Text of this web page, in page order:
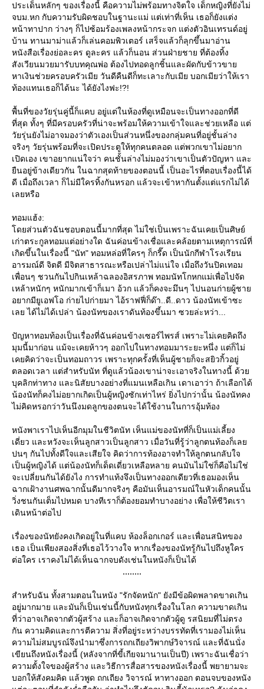
ประเด็นหลักๆ ของเรื่องนี้ คือความไม่พร้อมทางจิตใจ เด็กหญิงที่ยังไม่
จบม.หก กับความรับผิดชอบในฐานะแม่ แต่เท่าที่เห็น เธอก็ยังแต่ง
หน้าทาปาก ว่างๆ ก็ไปซ้อมร้องเพลงหน้ากระจก แต่งตัวอินเทรนด์อยู่
บ้าน ทานมาม่าแล้วก็เล่นคอมพิวเตอร์ เสร็จแล้วก็ลุกขึ้นมาอ่าน
หนังสือเรื่องย่อละคร ดูละคร แล้วก็นอน ส่วนฝ่ายชาย ที่ต้องทิ้ง
สังเวียนมวยมารับบทคุณพ่อ ต้องไปทอดลูกชิ้นและผัดกับข้าวขา
หาเงินช่วยครอบครัวเมีย วันดีคืนดีก็ทะเลาะกับเมีย บอกเมียว่าให้เรา
ท้องแทนเธอก็ได้นะ ได้ยังไงฟะ!?!
พื้นที่ของวัยรุ่นคู่นี้ก็แคบ อยู่แต่ในห้องที่ดูเหมือนจะเป็นทางออกที่ดี
ที่สุด ทั้งๆ ที่มีครอบครัวที่น่าจะพร้อมให้ความเข้าใจและช่วยเหลือ แต่
วัยรุ่นยังไม่อาจมองว่าตัวเองเป็นส่วนหนึ่งของกลุ่มคนที่อยู่ชั้นล่าง
จริงๆ วัยรุ่นพร้อมที่จะเปิดประตูให้ทุกคนตลอด แต่พวกเขาไม่อยาก
เปิดเอง เขาอยากแน่ใจว่า คนชั้นล่างไม่มองว่าเขาเป็นตัวปัญหา และ
ืนอยู่ข้างเดียวกัน ในฉากสุดท้ายของตอนนี้ เป็นอะไรที่ตอบเรื่องนี้ได้
ดี เมื่อถึงเวลา ก็ไม่มีใครทิ้งกันหรอก แล้วจะเข้าหากันตั้งแต่แรกไม่ได้
เลยหรือ
ทอมแฮ้ง:
ดยส่วนตัวฉันชอบตอนนี้มากที่สุด ไม่ใช่เป็นเพราะฉันเคยเป็นศิษย์
เก่าตระกูลทอมแต่อย่างใด ฉันค่อนข้างเชื่อและคล้อยตามเหตุการณ์ที่
เกิดขึ้นในเรื่องนี้ "นัท" ทอมหล่อที่ใครๆ ก็กรี๊ด เป็นนักกีฬาโรงเรียน
อารมณ์ดี จิตดี มีจิตสาธารณะหรือเปล่าไม่แน่ใจ เมื่อถึงวันปิดเทอม
เพื่อนๆ ชวนกันไปกินเหล้าฉลองอิสรภาพ ทอมนัทโกหกแม่เพื่อไปจัด
เหล้าหนักๆ หนักมากเข้าก็เมา อ้วก แล้วก็คงจะมึนๆ ไปนอนก่ายผู้ชา
อยากมียูเอฟโอ ก่ายไปก่ายมา ไอ้ราฟฟี่ก็ด๊า..ดี..ดาว น้องนัทเข้าซะ
เลย ได้ไม่ได้เปล่า น้องนัทของเราดันท้องขึ้นมา ซวยล่ะหว่า...
ปัญหาทอมท้องเป็นเรื่องที่ฉันค่อนข้างเซอร์ไพรส์ เพราะไม่เคยคิดถึง
มุมนี้มาก่อน แม้จะเคยห้าวๆ ออกไปในทางทอมมาระยะหนึ่ง แต่ก็ไม่
เคยคิดว่าจะเป็นทอมถาวร เพราะทุกครั้งที่เห็นผู้ชายก็จะสยิวกิ้วอยู่
ตลอดเวลา แต่สำหรับนัท ที่ดูแล้วน้องเขาน่าจะเอาจริงในทางนี้ ด้ว
บุคลิกท่าทาง และนิสัยบางอย่างที่แมนเหลือเกิน เดาเอาว่า ถ้าเลือกได้
น้องนัทก็คงไม่อยากเกิดเป็นผู้หญิงซักเท่าไหร่ ยิ่งไปกว่านั้น น้องนัทคง
ไม่คิดหรอกว่าวันนึงมดลูกของตนจะได้ใช้งานในการอุ้มท้อง
หนังพาเราไปเห็นอีกมุมในชีวิตนัท เห็นแม่ของนัทที่ก็เป็นแม่เลี้ยง
เดี่ยว และหวังจะเห็นลูกสาวเป็นลูกสาว เมื่อวันที่รู้ว่าลูกตนท้องก็เล
ปนๆ กันไปทั้งดีใจและเสียใจ คิดว่าการท้องอาจทำให้ลูกตนกลับใจ
เป็นผู้หญิงได้ แต่น้องนัทก็เด็ดเดี่ยวเหลือหลาย คนมันไม่ใช่ก็คือไม่ใช่
จะเปลี่ยนกันได้ยังไง การทำแท้งจึงเป็นทางออกเดียวที่เธอมองเห็น
ฉากเฝ้างานศพฉากนั้นดีมากจริงๆ คือมันเห็นอารมณ์ในหัวเด็กคนนั้น
วิ่งชนกันเต็มไปหมด บางทีเราก็ต้องยอมทำบางอย่าง เพื่อให้ชีวิตเรา
เดินหน้าต่อไป
เรื่องของนัทยังคงเกิดอยู่ในที่แคบ ห้องล็อกเกอร์ และเพื่อนสนิทของ
เธอ เป็นเพียงสองสิ่งที่เธอไว้วางใจ หากเรื่องของนัทรู้กันไปถึงหูใคร
ต่อใคร เราคงไม่ได้เห็นฉากจบดังเช่นในหนังก็เป็นได้
........
สำหรับฉัน ทั้งสามตอนในหนัง "รักจัดหนัก" ยังมีข้อผิดพลาดขาดเกิน
อยู่มากมาย และมันก็เป็นเช่นนี้กับหนังทุกเรื่องในโลก ความขาดเกิน
ที่ว่าอาจเกิดจากตัวผู้สร้าง และก็อาจเกิดจากตัวผู้ดู รสนิยมที่ไม่ตรง
กัน ความคิดและการตีความ สิ่งที่อยู่ระหว่างบรรทัดที่เรามองไม่เห็น
ความไม่สมบูรณ์จึงนำมาซึ่งการถกเถียงวิพากษ์วิจารณ์ และที่ฉันนั่ง
เขียนถึงหนังเรื่องนี้ (หลังจากที่ขี้เกียจมานานเป็นปี) เพราะฉันเชื่อว่า
ความตั้งใจของผู้สร้าง และวิธีการสื่อสารของหนังเรื่องนี้ พยายามจะ
บอกให้สังคมคิด แล้วพูด ถกเถียง วิจารณ์ หาทางออก ตอนจบของหนัง